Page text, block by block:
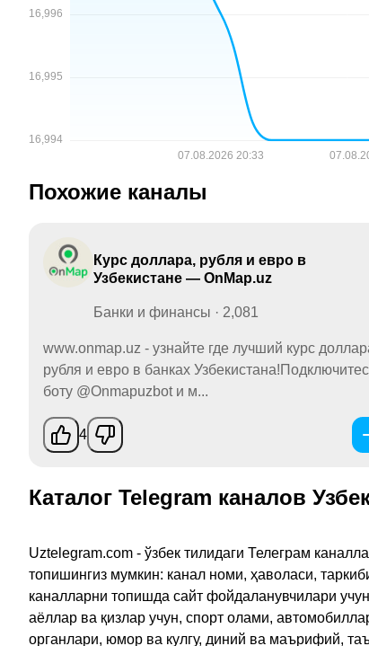
Похожие каналы
Курс доллара, рубля и евро в
Узбекистане — OnMap.uz
Банки и финансы · 2,081
www.onmap.uz - узнайте где лучший курс
рубля и евро в банках
боту @Onmapuzbot и м...
4
Каталог Telegram каналов
Uztelegram.com - ўзбек тилидаги Телеграм
топишингиз мумкин: канал номи, ҳаволаси,
каналларни топишда сайт фойдаланувчилари
аёллар ва қизлар учун, спорт олами,
органлари, юмор ва кулгу, диний ва маърифий,